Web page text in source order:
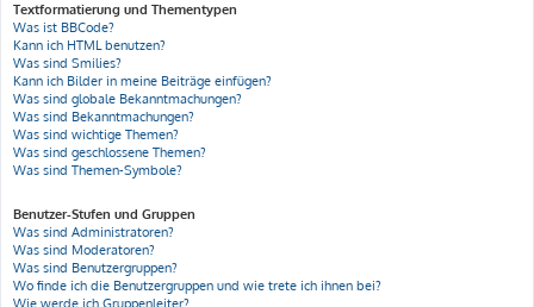
Textformatierung und Thementypen
Was ist BBCode?
Kann ich HTML benutzen?
Was sind Smilies?
Kann ich Bilder in meine Beiträge einfügen?
Was sind globale Bekanntmachungen?
Was sind Bekanntmachungen?
Was sind wichtige Themen?
Was sind geschlossene Themen?
Was sind Themen-Symbole?
Benutzer-Stufen und Gruppen
Was sind Administratoren?
Was sind Moderatoren?
Was sind Benutzergruppen?
Wo finde ich die Benutzergruppen und wie trete ich ihnen bei?
Wie werde ich Gruppenleiter?